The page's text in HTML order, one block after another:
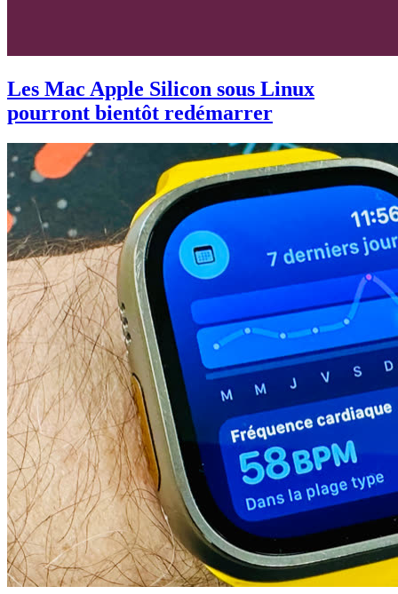
Les Mac Apple Silicon sous Linux
pourront bientôt redémarrer